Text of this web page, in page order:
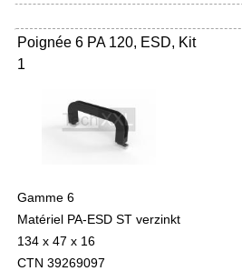
Poignée 6 PA 120, ESD, Kit
1
Gamme 6
Matériel PA-ESD ST verzinkt
134 x 47 x 16
CTN 39269097